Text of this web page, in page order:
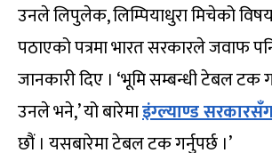
उनले लिपुलेक, लिम्पियाधुरा मिचेको
पठाएको पत्रमा भारत सरकारले जवाफ
जानकारी दिए । ‘भूमि सम्बन्धी टेबल टक
उनले भने,’ यो बारेमाइंग्ल्याण्ड
छौं । यसबारेमा टेबल टक गर्नुपर्छ ।’